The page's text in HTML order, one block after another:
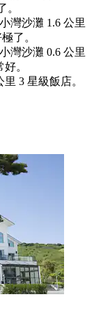
。
灣沙灘 1.6 公里
了。
灣沙灘 0.6 公里
。
3 星級飯店。